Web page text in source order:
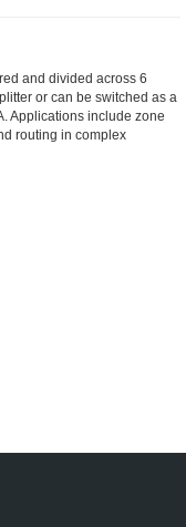
and divided across 6
or can be switched as a
Applications include zone
routing in complex